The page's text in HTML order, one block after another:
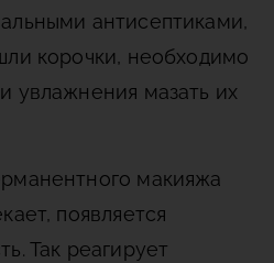
антисептиками,
корочки, необходимо
увлажнения мазать их
макияжа
появляется
Так реагирует